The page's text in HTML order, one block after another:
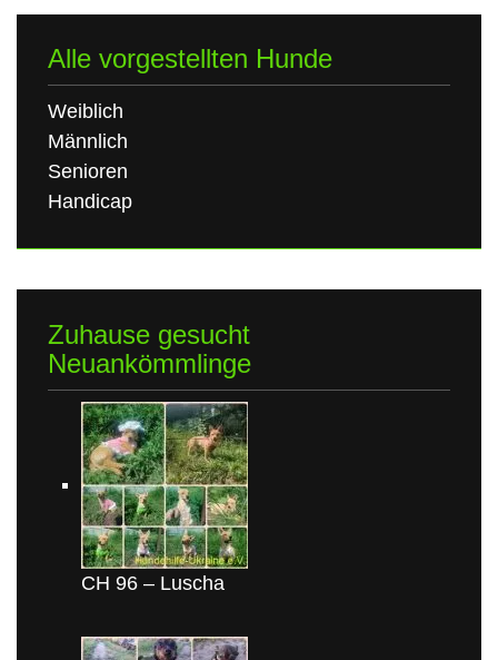
Alle vorgestellten Hunde
Weiblich
Männlich
Senioren
Handicap
Zuhause gesucht
Neuankömmlinge
CH 96 – Luscha